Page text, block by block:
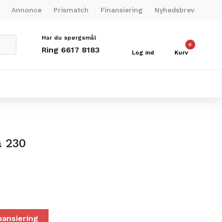
Annonce Prismatch Finansiering Nyhedsbrev
Har du spørgsmål
Ring 6617 8183 Log ind
0
Kurv
230